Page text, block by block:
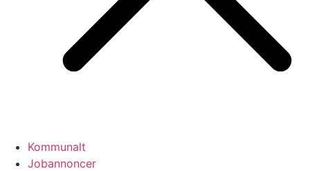
Kommunalt
Jobannoncer